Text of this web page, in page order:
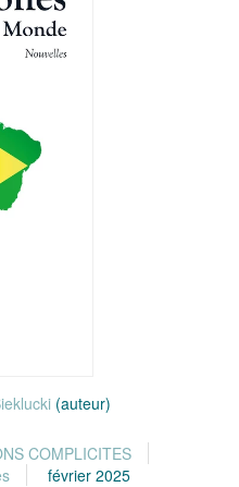
(auteur)
COMPLICITES
février 2025